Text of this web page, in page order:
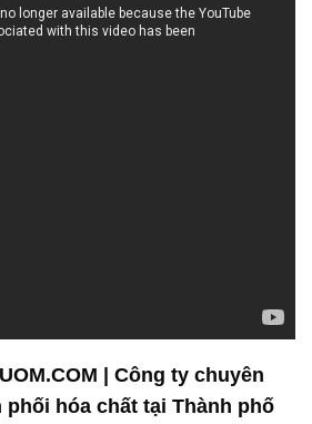
| Công ty chuyên
phối hóa chất tại Thành phố